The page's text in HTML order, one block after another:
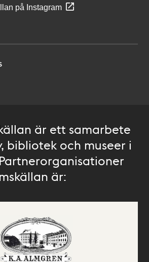
på Instagram
är ett samarbete
bibliotek och museer i
är: